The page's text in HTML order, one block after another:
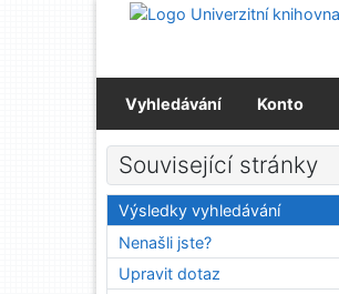
Přejít na obsah
Vyhledávání Konto
Související stránky
Výsledky vyhledávání
Nenašli jste?
Upravit dotaz